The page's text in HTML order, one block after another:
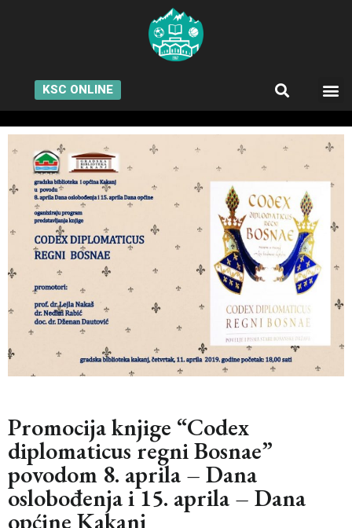
KSC ONLINE
Promocija knjige “Codex
diplomaticus regni Bosnae”
povodom 8. aprila – Dana
oslobođenja i 15. aprila – Dana
općine Kakanj